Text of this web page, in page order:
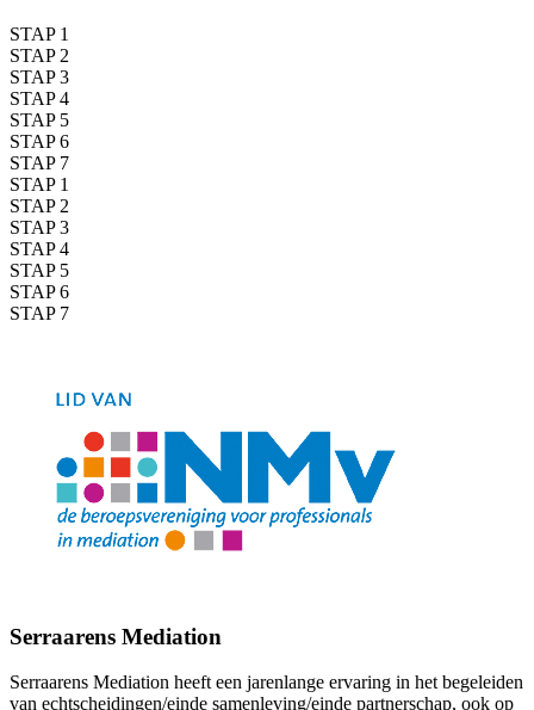
STAP 1
STAP 2
STAP 3
STAP 4
STAP 5
STAP 6
STAP 7
STAP 1
STAP 2
STAP 3
STAP 4
STAP 5
STAP 6
STAP 7
Serraarens Mediation
Serraarens Mediation heeft een jarenlange ervaring in het begeleiden
van echtscheidingen/einde samenleving/einde partnerschap, ook op